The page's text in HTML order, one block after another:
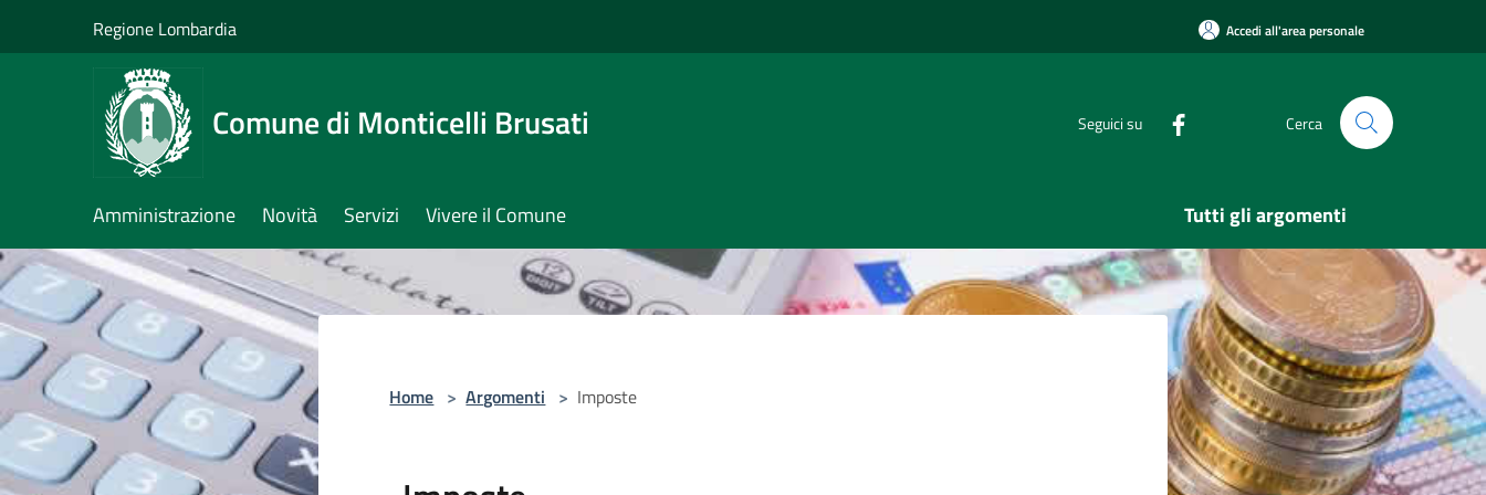
Regione Lombardia Accedi all'area personale
Comune di Monticelli Brusati Seguici su Cerca
Amministrazione Novità Servizi Vivere il Comune Tutti gli argomenti
Home > Argomenti > Imposte